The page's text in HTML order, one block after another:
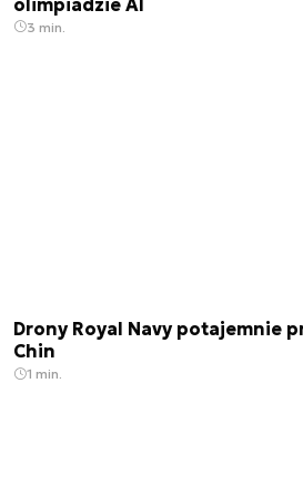
3 min.
Drony Royal Navy potajemnie
Chin
1 min.